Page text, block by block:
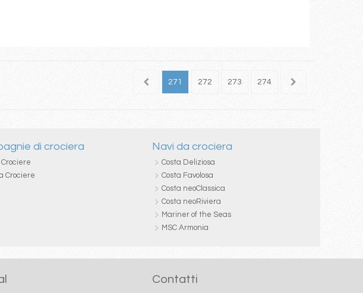
270 271 272 273 274 275
di crociera
Crociere
Crociere
Navi da crociera
Costa Deliziosa
Costa Favolosa
Costa neoClassica
Costa neoRiviera
Mariner of the Seas
MSC Armonia
Contatti